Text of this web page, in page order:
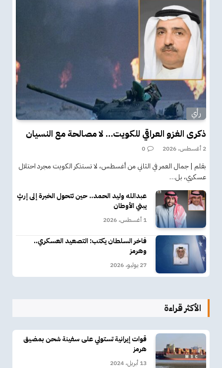
رأي
ذكرى الغزو العراقي للكويت… لا مصالحة مع النسيان
2 أغسطس، 2026 0
بقلم | جمال العمر في الثاني من أغسطس، لا تستذكر الكويت مجرد احتلال
عسكري، بل…
عبدالله وليد الحمد.. حين تتحول الخبرة إلى إرثٍ
يبني الأوطان
1 أغسطس، 2026
فاخر السلطان يكتب: التصعيد العسكري..
وهرمز
27 يوليو، 2026
الأكثر قراءة
قوات إيرانية تستولي على سفينة شحن بمضيق
هرمز
13 أبريل، 2024